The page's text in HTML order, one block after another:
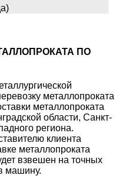
ПО
металлопроката
металлопроката
области, Санкт-
региона.
клиента
металлопроката
взвешен на точных
машину.